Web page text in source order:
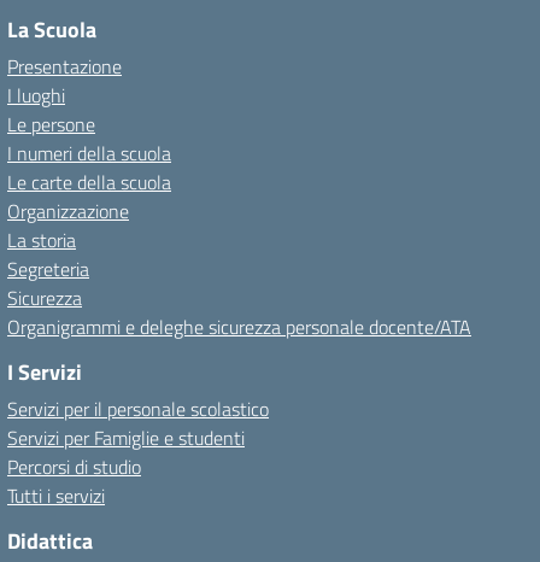
La Scuola
Presentazione
I luoghi
Le persone
I numeri della scuola
Le carte della scuola
Organizzazione
La storia
Segreteria
Sicurezza
Organigrammi e deleghe sicurezza personale docente/ATA
I Servizi
Servizi per il personale scolastico
Servizi per Famiglie e studenti
Percorsi di studio
Tutti i servizi
Didattica